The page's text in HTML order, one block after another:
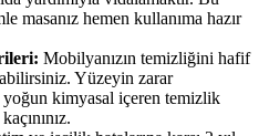
masanız hemen kullanıma hazır
Mobilyanızın temizliğini hafif
Yüzeyin zarar
yoğun kimyasal içeren temizlik